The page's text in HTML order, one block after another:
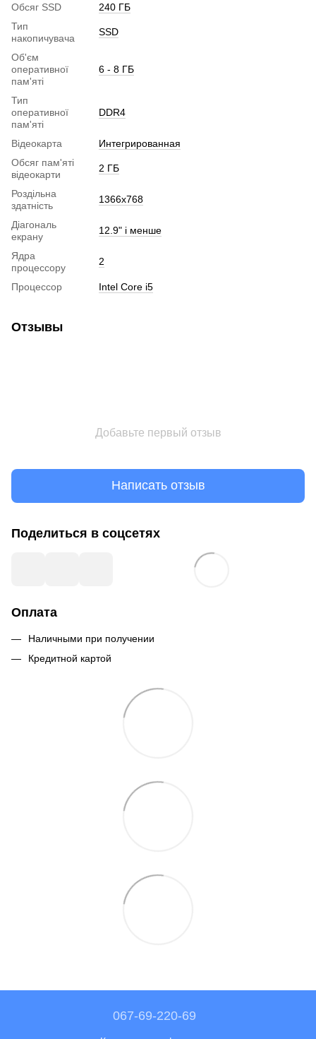
Обсяг SSD
240 ГБ
Тип
накопичувача
SSD
Об'єм
оперативної
пам'яті
6 - 8 ГБ
Тип
оперативної
пам'яті
DDR4
Відеокарта
Интегрированная
Обсяг пам'яті
відеокарти
2 ГБ
Роздільна
здатність
1366x768
Діагональ
екрану
12.9" і менше
Ядра
процессору
2
Процессор Intel Core i5
Отзывы
Добавьте первый отзыв
Написать отзыв
Поделиться в соцсетях
Оплата
Наличными при получении
Кредитной картой
067-69-220-69